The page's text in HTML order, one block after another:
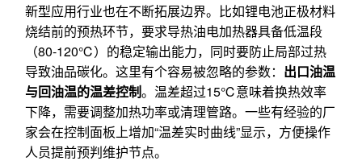
新型应用行业也在不断拓展边界。比如锂电池正极材料
烧结前的预热环节，要求导热油电加热器具备低温段
（80-120℃）的稳定输出能力，同时要防止局部过热
导致油品碳化。这里有个容易被忽略的参数： 出口油温
与回油温的温差控制。温差超过15℃意味着换热效率
下降，需要调整加热功率或清理管路。一些有经验的厂
家会在控制面板上增加“温差实时曲线”显示，方便操作
人员提前预判维护节点。